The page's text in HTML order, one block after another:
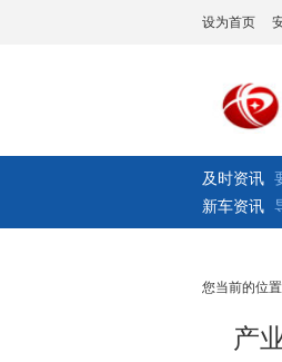
设为首页
及时资讯
新车资讯
您当前的位置
产